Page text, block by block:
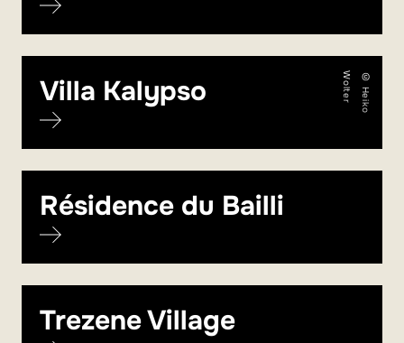
Villa Kalypso ©
H
e
i
k
o
W
o
l
t
e
r
Résidence du Bailli
Trezene Village